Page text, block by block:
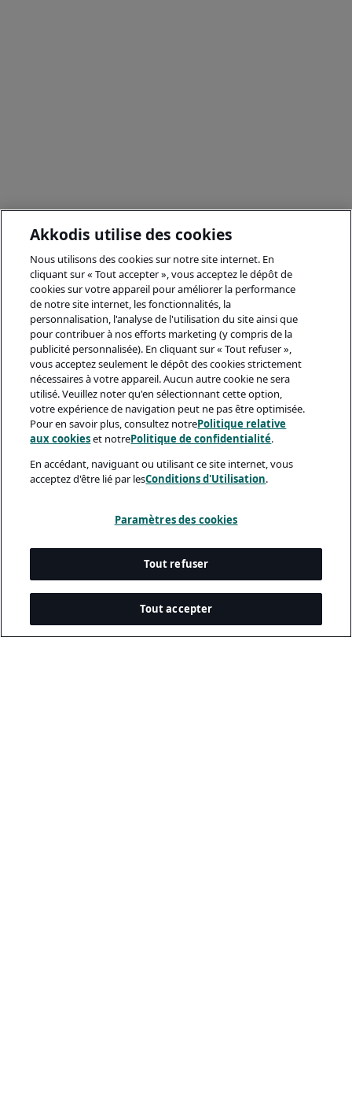
Akkodis utilise des cookies
Nous utilisons des cookies sur notre site internet. En
cliquant sur « Tout accepter », vous acceptez le dépôt de
cookies sur votre appareil pour améliorer la performance
de notre site internet, les fonctionnalités, la
personnalisation, l'analyse de l'utilisation du site ainsi que
pour contribuer à nos efforts marketing (y compris de la
publicité personnalisée). En cliquant sur « Tout refuser »,
vous acceptez seulement le dépôt des cookies strictement
nécessaires à votre appareil. Aucun autre cookie ne sera
utilisé. Veuillez noter qu'en sélectionnant cette option,
votre expérience de navigation peut ne pas être optimisée.
Pour en savoir plus, consultez notrePolitique relative
aux cookieset notrePolitique de confidentialité.
En accédant, naviguant ou utilisant ce site internet, vous
acceptez d'être lié par lesConditions d'Utilisation.
Paramètres des cookies
Tout refuser
Tout accepter